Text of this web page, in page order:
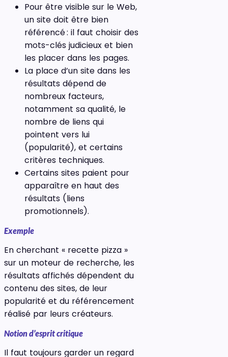
Pour être visible sur le Web,
un site doit être bien
référencé : il faut choisir des
mots-clés judicieux et bien
les placer dans les pages.
La place d’un site dans les
résultats dépend de
nombreux facteurs,
notamment sa qualité, le
nombre de liens qui
pointent vers lui
(popularité), et certains
critères techniques.
Certains sites paient pour
apparaître en haut des
résultats (liens
promotionnels).
Exemple
En cherchant « recette pizza »
sur un moteur de recherche, les
résultats affichés dépendent du
contenu des sites, de leur
popularité et du référencement
réalisé par leurs créateurs.
Notion d’esprit critique
Il faut toujours garder un regard